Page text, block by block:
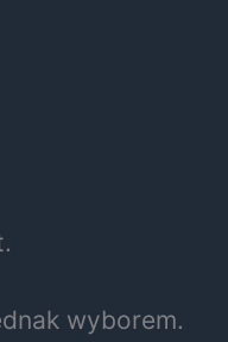
wyborem.